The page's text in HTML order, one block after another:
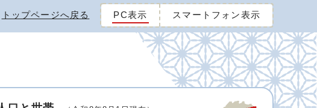
トップページへ戻る PC表示 スマートフォン表示